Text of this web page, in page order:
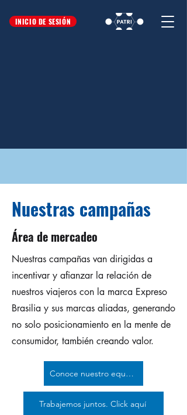
INICIO DE SESIÓN
Nuestras campañas
Área de mercadeo
Nuestras campañas van dirigidas a
incentivar y afianzar la relación de
nuestros viajeros con la marca Expreso
Brasilia y sus marcas aliadas, generando
no solo posicionamiento en la mente de
consumidor, también creando valor.
Conoce nuestro equipo creativo
Trabajemos juntos. Click aquí